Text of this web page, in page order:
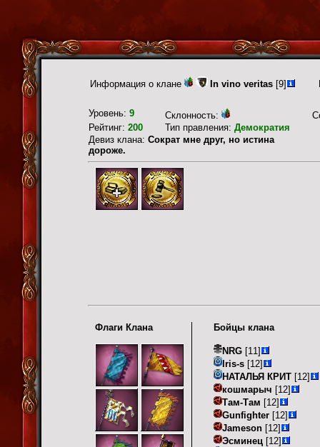
Информация о клане In vino veritas [9]
Уровень: 9 Склонность:
Рейтинг: 200 Тип правления: Демократия
Девиз клана: Сократ мне друг, но истина
дороже.
Флаги Клана Бойцы клана
NRG [11]
Iris-s [12]
НАТАЛЬЯ КРИТ [12]
кошмарыч [12]
Там-Там [12]
Gunfighter [12]
Jameson [12]
Эсминец [12]